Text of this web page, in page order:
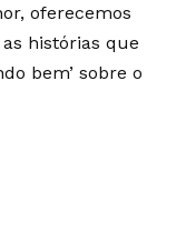
oferecemos
histórias que
bem’ sobre o